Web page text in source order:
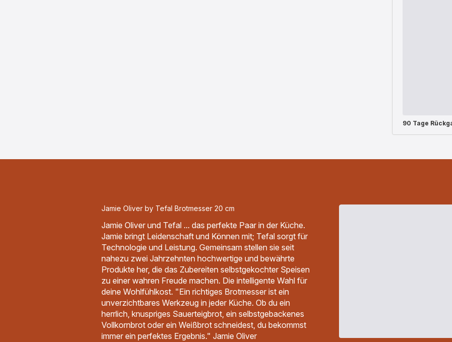
90 Tage
Jamie Oliver by Tefal Brotmesser 20 cm
Jamie Oliver und Tefal ... das perfekte Paar in der Küche.
Jamie bringt Leidenschaft und Können mit; Tefal sorgt für
Technologie und Leistung. Gemeinsam stellen sie seit
nahezu zwei Jahrzehnten hochwertige und bewährte
Produkte her, die das Zubereiten selbstgekochter Speisen
zu einer wahren Freude machen. Die intelligente Wahl für
deine Wohlfühlkost. "Ein richtiges Brotmesser ist ein
unverzichtbares Werkzeug in jeder Küche. Ob du ein
herrlich, knuspriges Sauerteigbrot, ein selbstgebackenes
Vollkornbrot oder ein Weißbrot schneidest, du bekommst
immer ein perfektes Ergebnis." Jamie Oliver